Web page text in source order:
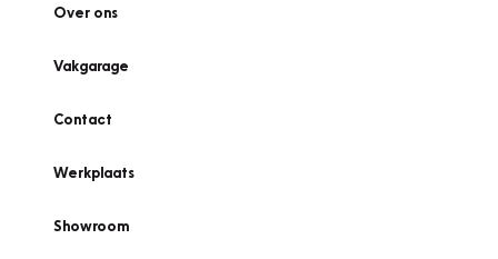
Over ons
Vakgarage
Contact
Werkplaats
Showroom